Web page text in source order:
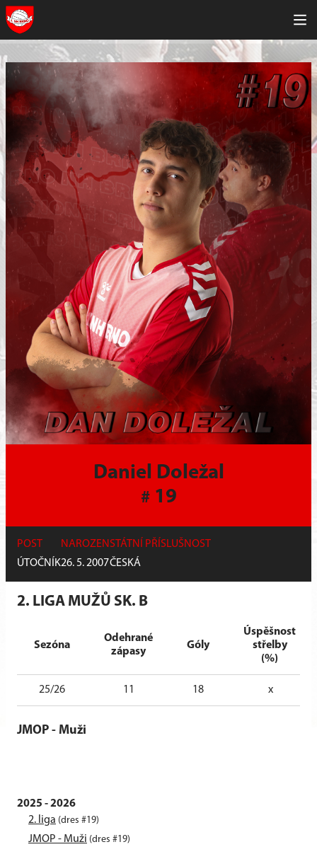
Daniel Doležal
# 19
POST
ÚTOČNÍK
NAROZEN
26. 5. 2007
STÁTNÍ PŘÍSLUŠNOST
ČESKÁ
2. LIGA MUŽŮ SK. B
Sezóna
Odehrané
zápasy
Góly
Úspěšnost
střelby
(%)
25/26 11 18 x
JMOP - Muži
2025 - 2026
2. liga (dres #19)
JMOP - Muži (dres #19)